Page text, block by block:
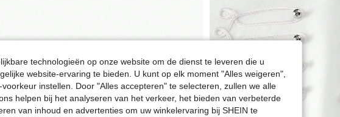
technologieën op onze website om de dienst te leveren die u
website-ervaring te bieden. U kunt op elk moment "Alles weigeren",
instellen. Door "Alles accepteren" te selecteren, zullen we alle
helpen bij het analyseren van het verkeer, het bieden van verbeterde
van inhoud en advertenties om uw winkelervaring bij SHEIN te